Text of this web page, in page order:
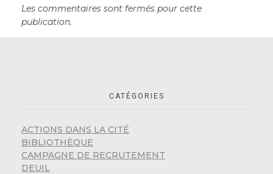
Les commentaires sont fermés pour cette
publication.
CATÉGORIES
ACTIONS DANS LA CITÉ
BIBLIOTHÈQUE
CAMPAGNE DE RECRUTEMENT
DEUIL